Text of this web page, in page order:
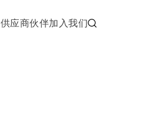
供应商伙伴加入我们